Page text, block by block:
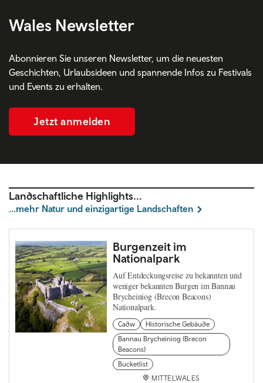
Wales Newsletter
Abonnieren Sie unseren Newsletter, um die neuesten
Geschichten, Urlaubsideen und spannende Infos zu Festivals
und Events zu erhalten.
Jetzt anmelden
Landschaftliche Highlights...
...mehr Natur und einzigartige Landschaften
Burgenzeit im
Nationalpark
Auf Entdeckungsreise zu bekannten und
weniger bekannten Burgen im Bannau
Brycheiniog (Brecon Beacons)
Nationalpark.
Cadw
Historische Gebäude
Bannau Brycheiniog (Brecon
Beacons)
Bucketlist
MITTELWALES